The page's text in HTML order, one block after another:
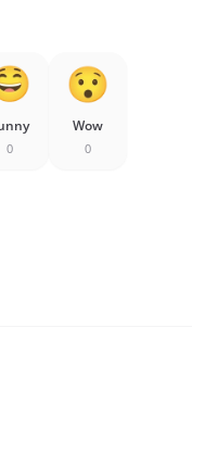
0
Wow
0